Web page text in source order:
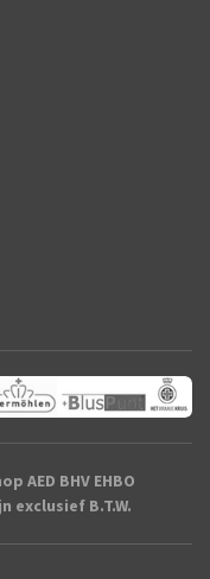
AED BHV EHBO
B.T.W.